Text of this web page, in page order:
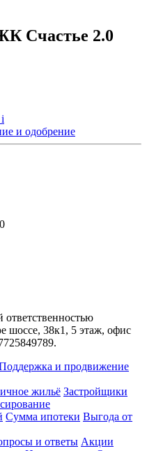
Счастье 2.0
i
и одобрение
шоссе, 38к1, 5 этаж, офис
и продвижение
жильё Застройщики
Сумма ипотеки Выгода от
и ответы Акции